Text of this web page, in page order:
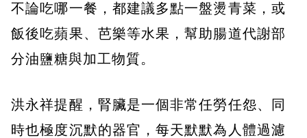
不論吃哪一餐，都建議多點一盤燙青菜，或
飯後吃蘋果、芭樂等水果，幫助腸道代謝部
分油鹽糖與加工物質。
洪永祥提醒，腎臟是一個非常任勞任怨、同
時也極度沉默的器官，每天默默為人體過濾